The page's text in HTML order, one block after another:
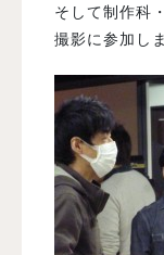
そして制作科
撮影に参加し